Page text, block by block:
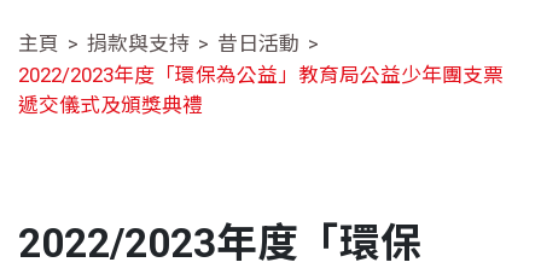
主頁 捐款與支持
昔日活動
2022/2023年度「環保為公益」教育局公益少年團支票
遞交儀式及頒獎典禮
2022/2023年度「環保